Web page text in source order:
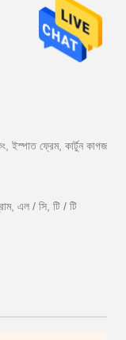
ইস্পাত ফ্রেম, কার্টুন কাগজ
এল / সি, টি / টি